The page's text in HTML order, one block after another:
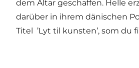
dem Altar geschaffen. Helle
darüber in ihrem dänischen
Titel ’Lyt til kunsten’, som du